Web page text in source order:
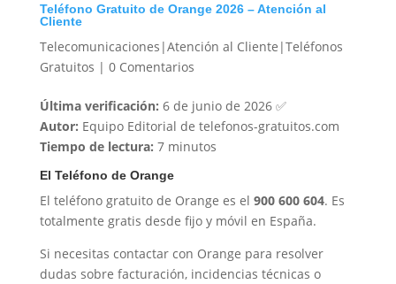
Teléfono Gratuito de Orange 2026 – Atención al
Cliente
Telecomunicaciones|Atención al Cliente|Teléfonos
Gratuitos | 0 Comentarios
Última verificación: 6 de junio de 2026 ✅
Autor: Equipo Editorial de telefonos-gratuitos.com
Tiempo de lectura: 7 minutos
El Teléfono de Orange
El teléfono gratuito de Orange es el 900 600 604. Es
totalmente gratis desde fijo y móvil en España.
Si necesitas contactar con Orange para resolver
dudas sobre facturación, incidencias técnicas o